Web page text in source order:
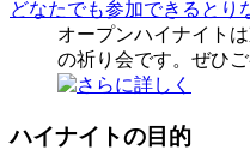
どなたでも参加できるとり
オープンハイナイト
の祈り会です。ぜひご
ハイナイトの目的